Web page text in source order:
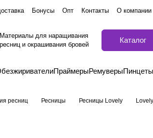
Бонусы Опт Контакты О компании
Материалы для наращивания
ресниц и окрашивания бровей
Каталог
ПраймерыРемуверыПинцеты
ресниц Ресницы Ресницы Lovely